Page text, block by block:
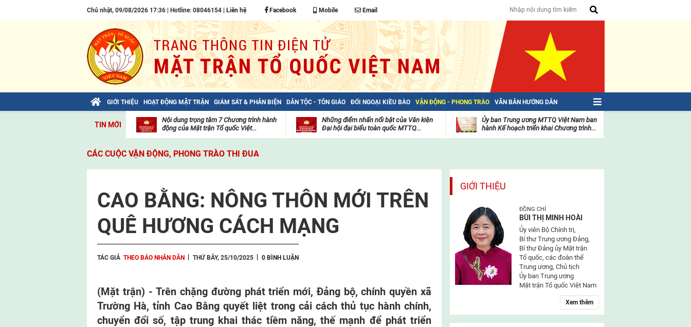
Chủ nhật, 09/08/2026 17:36 | Hotline: 08046154 | Liên hệ Facebook Mobile Email
GIỚI THIỆU HOẠT ĐỘNG MẶT TRẬN GIÁM SÁT & PHẢN BIỆN DÂN TỘC - TÔN GIÁO ĐỐI NGOẠI KIỀU BÀO VẬN ĐỘNG - PHONG TRÀO VĂN BẢN HƯỚNG DẪN
TIN MỚI
Bài viết của Tổng Bí thư Tô Lâm: TIẾN
viện
Nội dung trọng tâm 7 Chương trình hành
động của Mặt trận Tổ quốc Việt...
Những điểm nhấn nổi bật của Văn kiện
Đại hội đại biểu toàn quốc MTTQ...
mặt
trận
Ủy ban Trung ương MTTQ Việt Nam ban
hành Kế hoạch triển khai Chương trình...
CÁC CUỘC VẬN ĐỘNG, PHONG TRÀO THI ĐUA
CAO BẰNG: NÔNG THÔN MỚI TRÊN
QUÊ HƯƠNG CÁCH MẠNG
TÁC GIẢ THEO BÁO NHÂN DÂN THỨ BẢY, 25/10/2025 0 BÌNH LUẬN
(Mặt trận) -Trên chặng đường phát triển mới, Đảng bộ, chính quyền xã
Trường Hà, tỉnh Cao Bằng quyết liệt trong cải cách thủ tục hành chính,
chuyển đổi số, tập trung khai thác tiềm năng, thế mạnh để phát triển
GIỚI THIỆU
ĐỒNG CHÍ
BÙI THỊ MINH HOÀI
Ủy viên Bộ Chính trị,
Bí thư Trung ương Đảng,
Bí thư Đảng ủy Mặt trận
Tổ quốc, các đoàn thể
Trung ương, Chủ tịch
Ủy ban Trung ương
Mặt trận Tổ quốc Việt Nam
Xem thêm